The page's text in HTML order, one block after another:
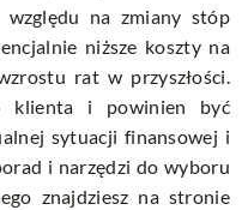
na zmiany stóp
niższe koszty na
rat w przyszłości.
klienta i powinien być
sytuacji finansowej i
i narzędzi do wyboru
znajdziesz na stronie